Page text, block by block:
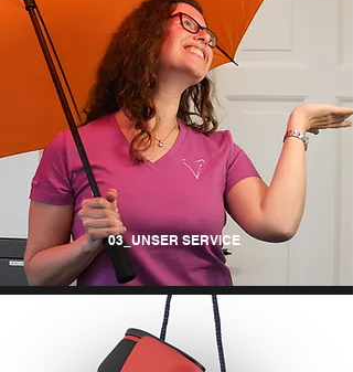
03_UNSER SERVICE